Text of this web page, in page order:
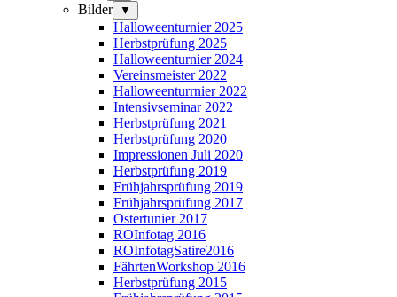
Bilder ▼
Halloweenturnier 2025
Herbstprüfung 2025
Halloweenturnier 2024
Vereinsmeister 2022
Halloweenturrnier 2022
Intensivseminar 2022
Herbstprüfung 2021
Herbstprüfung 2020
Impressionen Juli 2020
Herbstprüfung 2019
Frühjahrsprüfung 2019
Frühjahrsprüfung 2017
Ostertunier 2017
ROInfotag 2016
ROInfotagSatire2016
FährtenWorkshop 2016
Herbstprüfung 2015